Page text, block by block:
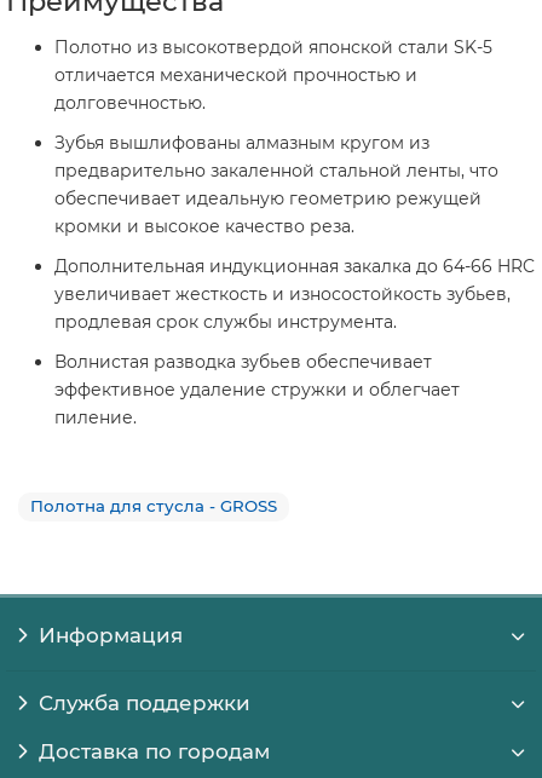
Полотно из высокотвердой японской стали SK-5
отличается механической прочностью и
долговечностью.
Зубья вышлифованы алмазным кругом из
предварительно закаленной стальной ленты, что
обеспечивает идеальную геометрию режущей
кромки и высокое качество реза.
Дополнительная индукционная закалка до 64-66 HRC
увеличивает жесткость и износостойкость зубьев,
продлевая срок службы инструмента.
Волнистая разводка зубьев обеспечивает
эффективное удаление стружки и облегчает
пиление.
Полотна для стусла - GROSS
Информация
Служба поддержки
Доставка по городам